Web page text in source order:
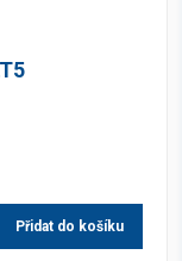
Přidat do košíku